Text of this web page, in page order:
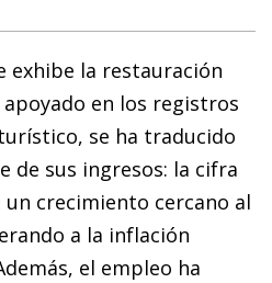
exhibe la restauración
apoyado en los registros
se ha traducido
de sus ingresos: la cifra
crecimiento cercano al
a la inflación
el empleo ha